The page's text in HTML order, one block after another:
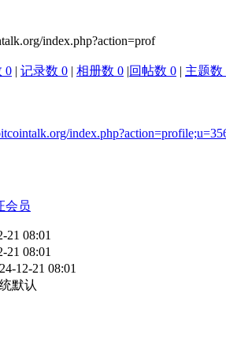
index.php?action=prof
0 | 记录数 0 | 相册数 0 |回帖数 0 | 主题数
会员
21 08:01
21 08:01
12-21 08:01
默认